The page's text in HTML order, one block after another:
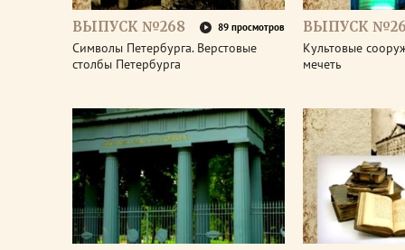
ВЫПУСК №268 89 просмотров
Символы Петербурга. Верстовые
столбы Петербурга
ВЫПУСК
Культовые
мечеть